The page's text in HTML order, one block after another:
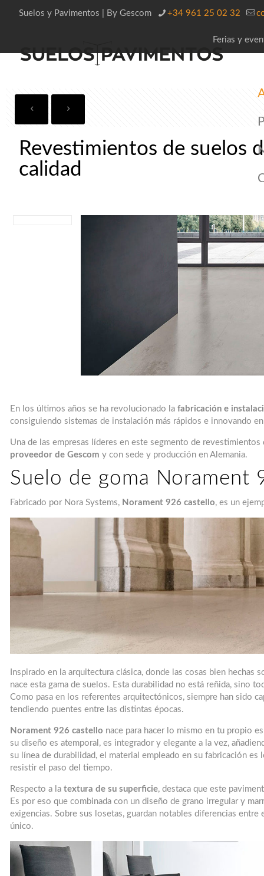
Suelos y Pavimentos | By Gescom +34 961 25 02 32
Ferias y
Revestimientos de suelos
calidad
En los últimos años se ha revolucionado lafabricación e
consiguiendo sistemas de instalación más rápidos e innovando
Una de las empresas líderes en este segmento de
proveedor de Gescom y con sede y producción en Alemania.
Suelo de goma Norament
Fabricado por Nora Systems, Norament 926 castello, es un
Inspirado en la arquitectura clásica, donde las cosas bien hechas
nace esta gama de suelos. Esta durabilidad no está reñida, sino
Como pasa en los referentes arquitectónicos, siempre han sido
tendiendo puentes entre las distintas épocas.
Norament 926 castello nace para hacer lo mismo en tu propio
su diseño es atemporal, es integrador y elegante a la vez,
su línea de durabilidad, el material empleado en su fabricación
resistir el paso del tiempo.
Respecto a latextura de su superficie, destaca que este
Es por eso que combinada con un diseño de grano irregular y
exigencias. Sobre sus losetas, guardan notables diferencias
único.